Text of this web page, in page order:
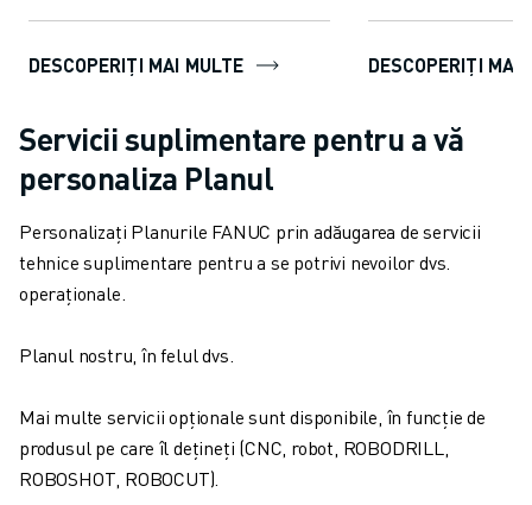
DESPRE FANUC
FANUC ÎN EUROPA
LOCAȚIILE NOASTRE
SUSTENABILITATE
CARIERĂ
PROIECTAȚI VIITORUL CU FANUC
ALĂTURAȚI-VĂ ECHIPEI FANUC » CARIERĂ
CONTACT
IMPRINT
MyFAN...
DESCOPERIȚI MAI MULTE
performanț...
DESCOPERIȚI MAI
Servicii suplimentare pentru a vă
personaliza Planul
Personalizați Planurile FANUC prin adăugarea de servicii
tehnice suplimentare pentru a se potrivi nevoilor dvs.
operaționale.
Planul nostru, în felul dvs.
Mai multe servicii opționale sunt disponibile, în funcție de
produsul pe care îl dețineți (CNC, robot, ROBODRILL,
ROBOSHOT, ROBOCUT).